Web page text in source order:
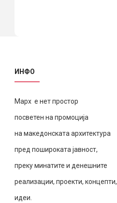
ИНФО
Марх е нет простор
посветен на промоција
на македонската архитектура
пред пошироката јавност,
преку минатите и денешните
реализации, проекти, концепти,
идеи.